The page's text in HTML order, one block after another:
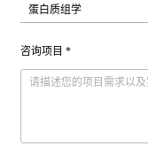
咨询项目 *